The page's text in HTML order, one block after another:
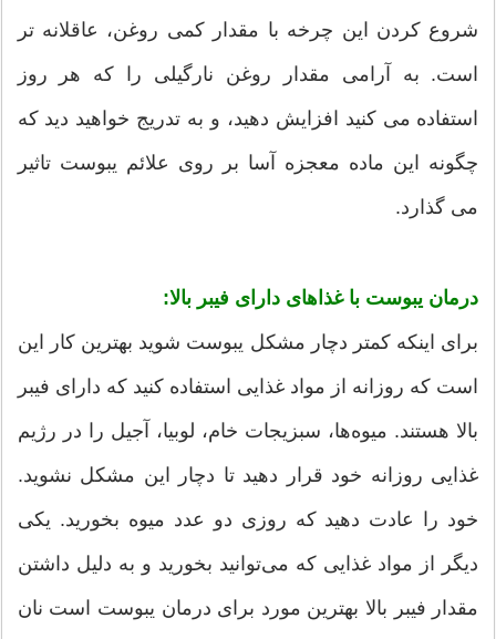
شروع کردن این چرخه با مقدار کمی روغن، عاقلانه تر
است. به آرامی مقدار روغن نارگیلی را که هر روز
استفاده می کنید افزایش دهید، و به تدریج خواهید دید که
چگونه این ماده معجزه آسا بر روی علائم یبوست تاثیر
می گذارد.
درمان یبوست با غذاهای دارای فیبر بالا:
برای اینکه کمتر دچار مشکل یبوست شوید بهترین کار این
است که روزانه از مواد غذایی استفاده کنید که دارای فیبر
بالا هستند. میوه‌ها، سبزیجات خام، لوبیا، آجیل را در رژیم
غذایی روزانه خود قرار دهید تا دچار این مشکل نشوید.
خود را عادت دهید که روزی دو عدد میوه بخورید. یکی
دیگر از مواد غذایی که می‌توانید بخورید و به دلیل داشتن
مقدار فیبر بالا بهترین مورد برای درمان یبوست است نان